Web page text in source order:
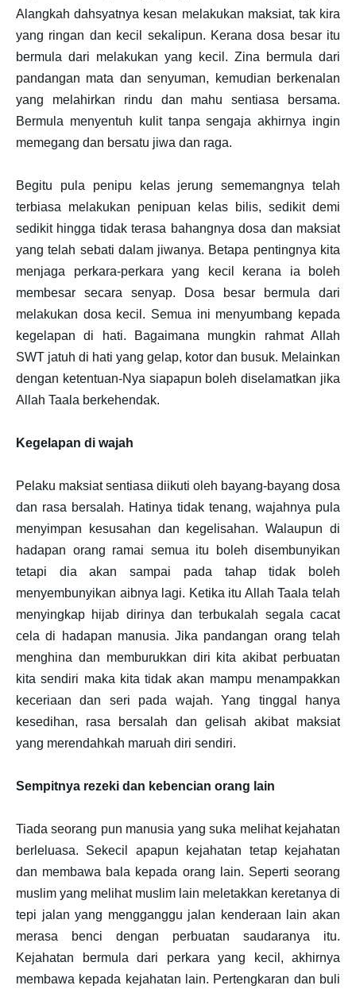
Alangkah dahsyatnya kesan melakukan maksiat, tak kira
yang ringan dan kecil sekalipun. Kerana dosa besar itu
bermula dari melakukan yang kecil. Zina bermula dari
pandangan mata dan senyuman, kemudian berkenalan
yang melahirkan rindu dan mahu sentiasa bersama.
Bermula menyentuh kulit tanpa sengaja akhirnya ingin
memegang dan bersatu jiwa dan raga.
Begitu pula penipu kelas jerung sememangnya telah
terbiasa melakukan penipuan kelas bilis, sedikit demi
sedikit hingga tidak terasa bahangnya dosa dan maksiat
yang telah sebati dalam jiwanya. Betapa pentingnya kita
menjaga perkara-perkara yang kecil kerana ia boleh
membesar secara senyap. Dosa besar bermula dari
melakukan dosa kecil. Semua ini menyumbang kepada
kegelapan di hati. Bagaimana mungkin rahmat Allah
SWT jatuh di hati yang gelap, kotor dan busuk. Melainkan
dengan ketentuan-Nya siapapun boleh diselamatkan jika
Allah Taala berkehendak.
Kegelapan di wajah
Pelaku maksiat sentiasa diikuti oleh bayang-bayang dosa
dan rasa bersalah. Hatinya tidak tenang, wajahnya pula
menyimpan kesusahan dan kegelisahan. Walaupun di
hadapan orang ramai semua itu boleh disembunyikan
tetapi dia akan sampai pada tahap tidak boleh
menyembunyikan aibnya lagi. Ketika itu Allah Taala telah
menyingkap hijab dirinya dan terbukalah segala cacat
cela di hadapan manusia. Jika pandangan orang telah
menghina dan memburukkan diri kita akibat perbuatan
kita sendiri maka kita tidak akan mampu menampakkan
keceriaan dan seri pada wajah. Yang tinggal hanya
kesedihan, rasa bersalah dan gelisah akibat maksiat
yang merendahkah maruah diri sendiri.
Sempitnya rezeki dan kebencian orang lain
Tiada seorang pun manusia yang suka melihat kejahatan
berleluasa. Sekecil apapun kejahatan tetap kejahatan
dan membawa bala kepada orang lain. Seperti seorang
muslim yang melihat muslim lain meletakkan keretanya di
tepi jalan yang mengganggu jalan kenderaan lain akan
merasa benci dengan perbuatan saudaranya itu.
Kejahatan bermula dari perkara yang kecil, akhirnya
membawa kepada kejahatan lain. Pertengkaran dan buli